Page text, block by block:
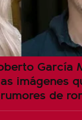
García
imágenes
de